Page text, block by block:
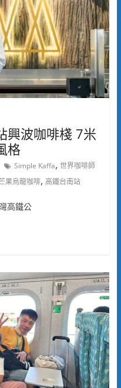
興波咖啡棧 7米
格⁠
Simple Kaffa, 世界咖啡師
果烏龍咖啡, 高鐵台南站
高鐵公